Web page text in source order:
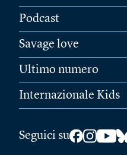
Podcast
Savage love
Ultimo numero
Internazionale Kids
Seguici su